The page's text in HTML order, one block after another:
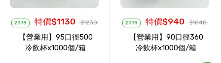
2978 特價$1130 $1230
【營業用】95口徑500
冷飲杯x1000個/箱
2978 特價$940 $1040
【營業用】90口徑360
冷飲杯x1000個/箱